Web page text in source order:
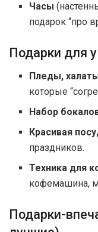
Часы
подарок “про
Подарки для
Пледы,
которые
Набор
Красивая
праздников.
Техника для
кофемашина,
Подарки-